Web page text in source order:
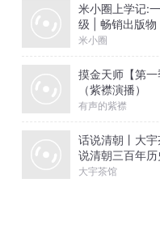
米小圈上学记:
级 | 畅销出版物
米小圈
摸金天师【第一
（紫襟演播）
有声的紫襟
话说清朝丨大宇
说清朝三百年历
尔哈赤到末代皇
大宇茶馆